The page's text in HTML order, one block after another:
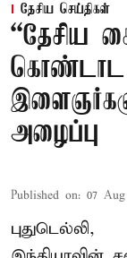
தேசிய செய்திகள்
“தேசிய
கொண்டாட
அழைப்பு
Published on: 07
புதுடெல்லி,